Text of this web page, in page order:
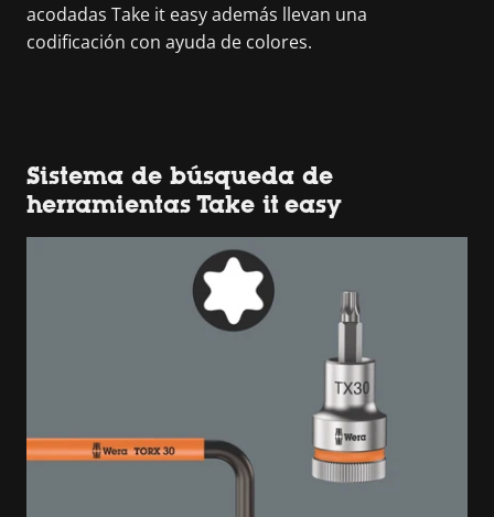
acodadas Take it easy además llevan una
codificación con ayuda de colores.
Sistema de búsqueda de
herramientas Take it easy